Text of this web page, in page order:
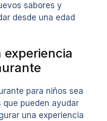
sabores y
desde una edad
experiencia
para niños sea
pueden ayudar
una experiencia